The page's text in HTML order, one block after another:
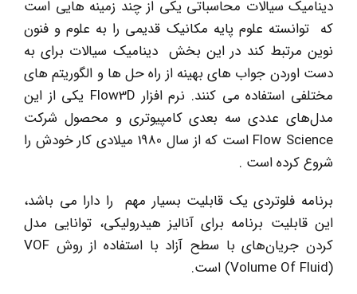
دینامیک سیالات محاسباتی یکی از چند زمینه هایی است
که توانسته علوم پایه مکانیک قدیمی را به علوم و فنون
نوین مرتبط کند در این بخش دینامیک سیالات برای به
دست اوردن جواب های بهینه از راه حل ها و الگوریتم های
مختلفی استفاده می کنند. نرم افزار Flow3D یکی از این
مدل‌های عددی سه بعدی کامپیوتری و محصول شرکت
Flow Science است که از سال 1980 میلادی کار خودش را
شروع کرده است .
برنامه فلوتردی یک قابلیت بسیار مهم را دارا می باشد،
این قابلیت برنامه برای آنالیز هیدرولیکی، توانایی مدل
کردن جریان‌های با سطح آزاد با استفاده از روش VOF
(Volume Of Fluid) است.